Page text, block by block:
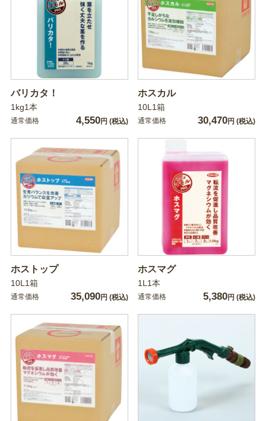
バリカタ！
1kg1本
通常価格 4,550円 (税込)
ホスカル
10L1箱
通常価格 30,470円 (税込)
ホストップ
10L1箱
通常価格 35,090円 (税込)
ホスマグ
1L1本
通常価格 5,380円 (税込)